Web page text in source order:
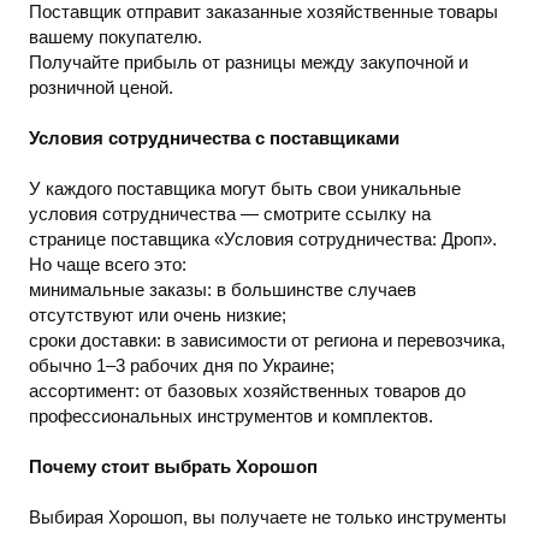
Поставщик отправит заказанные хозяйственные товары
вашему покупателю.
Получайте прибыль от разницы между закупочной и
розничной ценой.
Условия сотрудничества с поставщиками
У каждого поставщика могут быть свои уникальные
условия сотрудничества — смотрите ссылку на
странице поставщика «Условия сотрудничества: Дроп».
Но чаще всего это:
минимальные заказы: в большинстве случаев
отсутствуют или очень низкие;
сроки доставки: в зависимости от региона и перевозчика,
обычно 1–3 рабочих дня по Украине;
ассортимент: от базовых хозяйственных товаров до
профессиональных инструментов и комплектов.
Почему стоит выбрать Хорошоп
Выбирая Хорошоп, вы получаете не только инструменты